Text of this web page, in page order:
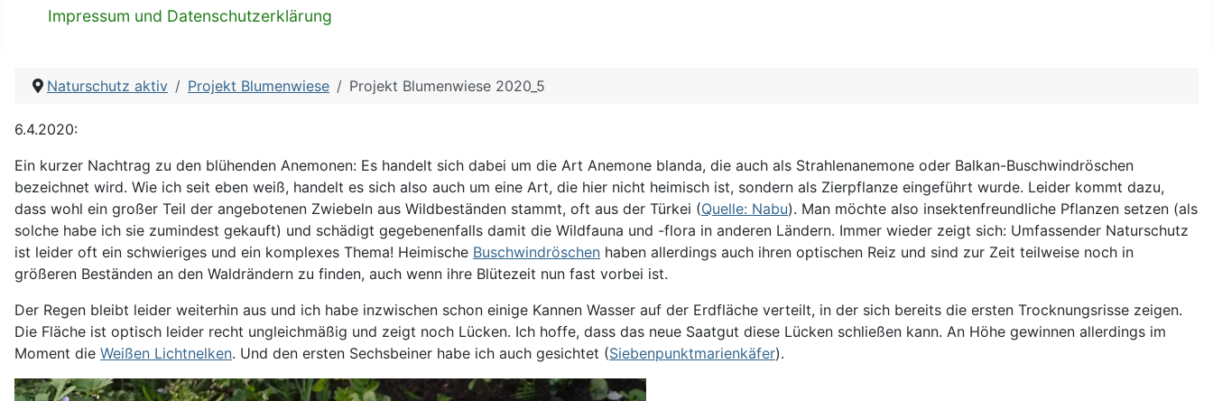
Impressum und Datenschutzerklärung
Naturschutz aktiv Projekt Blumenwiese Projekt Blumenwiese 2020_5
6.4.2020:
Ein kurzer Nachtrag zu den blühenden Anemonen: Es handelt sich dabei um die Art Anemone blanda, die auch als Strahlenanemone oder Balkan-Buschwindröschen
bezeichnet wird. Wie ich seit eben weiß, handelt es sich also auch um eine Art, die hier nicht heimisch ist, sondern als Zierpflanze eingeführt wurde. Leider kommt dazu,
dass wohl ein großer Teil der angebotenen Zwiebeln aus Wildbeständen stammt, oft aus der Türkei (Quelle: Nabu). Man möchte also insektenfreundliche Pflanzen setzen (als
solche habe ich sie zumindest gekauft) und schädigt gegebenenfalls damit die Wildfauna und -flora in anderen Ländern. Immer wieder zeigt sich: Umfassender Naturschutz
ist leider oft ein schwieriges und ein komplexes Thema! Heimische Buschwindröschen haben allerdings auch ihren optischen Reiz und sind zur Zeit teilweise noch in
größeren Beständen an den Waldrändern zu finden, auch wenn ihre Blütezeit nun fast vorbei ist.
Der Regen bleibt leider weiterhin aus und ich habe inzwischen schon einige Kannen Wasser auf der Erdfläche verteilt, in der sich bereits die ersten Trocknungsrisse zeigen.
Die Fläche ist optisch leider recht ungleichmäßig und zeigt noch Lücken. Ich hoffe, dass das neue Saatgut diese Lücken schließen kann. An Höhe gewinnen allerdings im
Moment die Weißen Lichtnelken. Und den ersten Sechsbeiner habe ich auch gesichtet (Siebenpunktmarienkäfer).